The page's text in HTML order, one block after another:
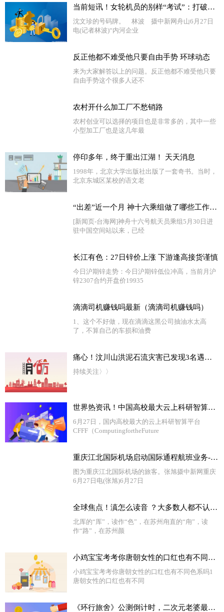
当前短讯！女轮机员的别样“考试”：打破行业传统认知
沈文珍的号码牌。 林波 摄中新网舟山6月27日
电(记者林波)“内河企业
反正他都不难受他只要自由手势 环球动态
来为大家解答以上的问题。反正他都不难受他只要
自由手势这个很多人还不
农村开什么加工厂不愁销路
农村创业可以选择的项目也是非常多的，其中一些
小型加工厂也是这几年最
停印多年，终于重出江湖！ 天天消息
1998年，北京大学出版社出版了一套奇书。当时，
北京东城区某校的语文老
“出差”近一个月 神十六乘组做了哪些工作？一文速览-天天要闻
[新闻页-台海网]神舟十六号航天员乘组5月30日进
驻中国空间站以来，已经
长江有色：27日锌价上涨 下游逢高接货谨慎
今日沪期锌走势：今日沪期锌低位冲高，当前月沪
锌2307合约开盘价19935
滴滴司机赚钱吗最新（滴滴司机赚钱吗）
1、这个不好做，现在滴滴这黑公司抽油水太高
了，不算自己的车损和油费
痛心！汶川山洪泥石流灾害已发现3名遇难者，其中2人是夫妻
持续关注〉〉
世界热资讯！中国高校最大云上科研智算平台上线，复旦大学与阿里云等共同打造
6月27日，国内高校最大的云上科研智算平台
CFFF（ComputingfortheFuture
重庆江北国际机场启动国际通程航班业务-当前热文
图为重庆江北国际机场的旅客。张旭摄中新网重庆
6月27日电(张旭)6月27日
全球焦点！滇怎么读音 ？大多数人都不认识的地名的准确读音，涨点知识吧
北厍的“厍”，读作“色”，在苏州甪直的“甪”，读
作“路”，在苏州颜
小鸡宝宝考考你唐朝女性的口红也有不同色系吗 快讯
小鸡宝宝考考你唐朝女性的口红也有不同色系吗1
唐朝女性的口红也有不同
《环行旅舍》公测倒计时，二次元老婆最多的游戏，终于来了！